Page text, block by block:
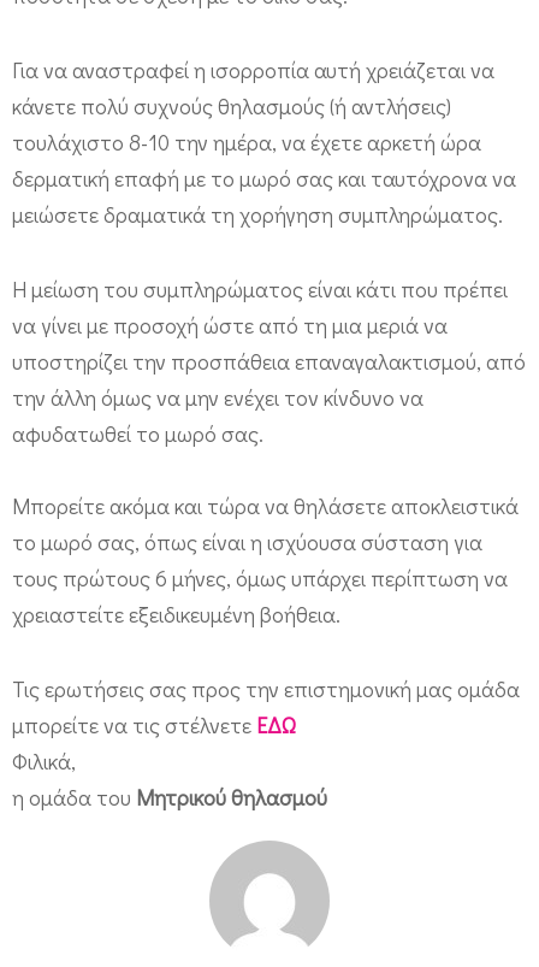
ς
Για να αναστραφεί η ισορροπία αυτή χρειάζεται να
κάνετε πολύ συχνούς θηλασμούς (ή αντλήσεις)
τουλάχιστο 8-10 την ημέρα, να έχετε αρκετή ώρα
δερματική επαφή με το μωρό σας και ταυτόχρονα να
μειώσετε δραματικά τη χορήγηση συμπληρώματος.
Η μείωση του συμπληρώματος είναι κάτι που πρέπει
να γίνει με προσοχή ώστε από τη μια μεριά να
υποστηρίζει την προσπάθεια επαναγαλακτισμού, από
την άλλη όμως να μην ενέχει τον κίνδυνο να
αφυδατωθεί το μωρό σας.
Μπορείτε ακόμα και τώρα να θηλάσετε αποκλειστικά
το μωρό σας, όπως είναι η ισχύουσα σύσταση για
τους πρώτους 6 μήνες, όμως υπάρχει περίπτωση να
χρειαστείτε εξειδικευμένη βοήθεια.
Τις ερωτήσεις σας προς την επιστημονική μας ομάδα
μπορείτε να τις στέλνετε ΕΔΩ
Φιλικά,
η ομάδα του Μητρικού θηλασμού